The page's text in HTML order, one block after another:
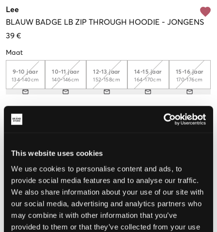
This website uses cookies
We use cookies to personalise content and ads, to
provide social media features and to analyse our traffic.
We also share information about your use of our site with
our social media, advertising and analytics partners who
may combine it with other information that you’ve
provided to them or that they’ve collected from your use
Lee
BLAUW BADGE LB ZIP THROUGH HOODIE - JONGENS
39 €
Maat
9-10 jaar
134-140cm
10-11 jaar
140-146cm
12-13 jaar
152-158cm
14-15 jaar
164-170cm
15-16 jaar
170-176cm
De maat lijkt
MAATTABEL
KIES EEN MAAT
Snelle levering
Gratis verzending vanaf €69
Recht op herroeping binnen 60 dagen